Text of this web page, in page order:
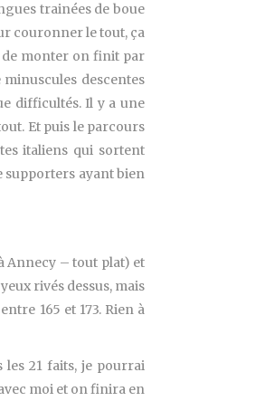
trainées de boue
couronner le tout, ça
de monter on finit par
descentes
difficultés. Il y a une
Et puis le parcours
italiens qui sortent
supporters ayant bien
Annecy – tout plat) et
rivés dessus, mais
165 et 173. Rien à
les 21 faits, je pourrai
moi et on finira en